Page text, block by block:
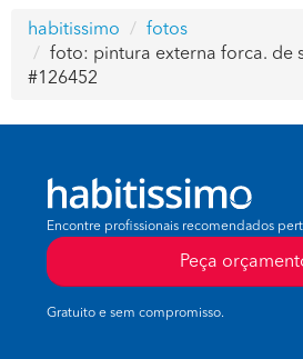
habitissimo
fotos
foto: pintura externa forca. de
#126452
Encontre profissionais recomendados
Peça
Gratuito e sem compromisso.